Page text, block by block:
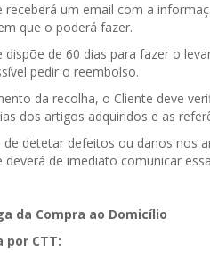
receberá um email com a
que o poderá fazer.
dispõe de 60 dias para fazer o
pedir o reembolso.
da recolha, o Cliente deve
dos artigos adquiridos e as
de detetar defeitos ou danos nos
deverá de imediato comunicar
da Compra ao Domicílio
por CTT: